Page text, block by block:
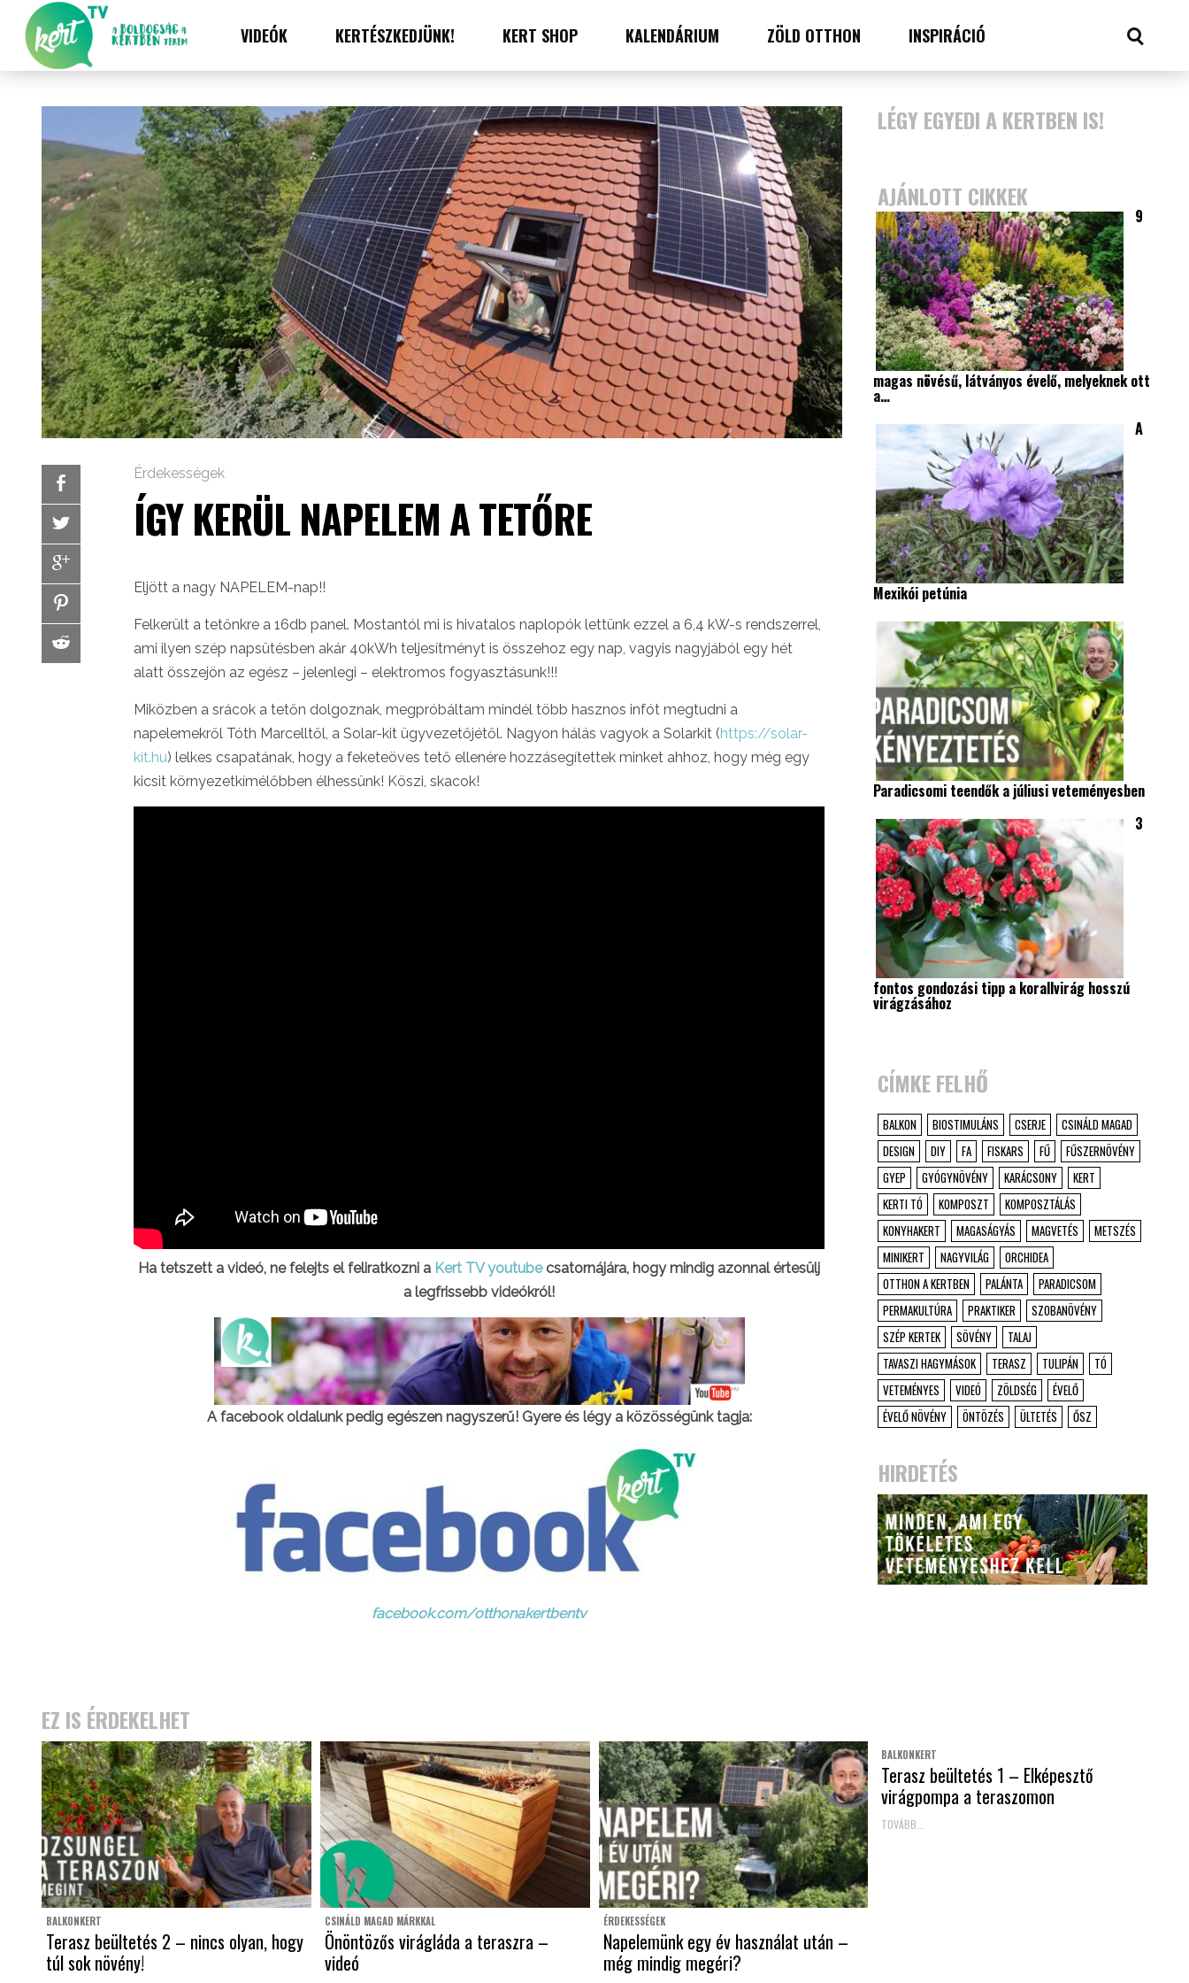
VIDEÓK KERTÉSZKEDJÜNK! KERT SHOP KALENDÁRIUM ZÖLD OTTHON INSPIRÁCIÓ
Érdekességek
ÍGY KERÜL NAPELEM A TETŐRE
Eljött a nagy NAPELEM-nap!!
Felkerült a tetőnkre a 16db panel. Mostantól mi is hivatalos naplopók lettünk ezzel a 6,4 kW-s rendszerrel,
ami ilyen szép napsütésben akár 40kWh teljesítményt is összehoz egy nap, vagyis nagyjából egy hét
alatt összejön az egész – jelenlegi – elektromos fogyasztásunk!!!
Miközben a srácok a tetőn dolgoznak, megpróbáltam mindél több hasznos infót megtudni a
napelemekről Tóth Marcelltől, a Solar-kit ügyvezetőjétől. Nagyon hálás vagyok a Solarkit (https://solar-
kit.hu) lelkes csapatának, hogy a feketeöves tető ellenére hozzásegítettek minket ahhoz, hogy még egy
kicsit környezetkímélőbben élhessünk! Köszi, skacok!
Ha tetszett a videó, ne felejts el feliratkozni a Kert TV youtube csatornájára, hogy mindig azonnal értesülj
a legfrissebb videókról!
A facebook oldalunk pedig egészen nagyszerű! Gyere és légy a közösségünk tagja:
facebook.com/otthonakertbentv
LÉGY EGYEDI A KERTBEN IS!
AJÁNLOTT CIKKEK
9
magas növésű, látványos évelő, melyeknek ott
a…
A
Mexikói petúnia
Paradicsomi teendők a júliusi veteményesben
3
fontos gondozási tipp a korallvirág hosszú
virágzásához
CÍMKE FELHŐ
BALKON BIOSTIMULÁNS CSERJE
CSINÁLD MAGAD
DESIGN
DIY FA FISKARS FŰ
FŰSZERNÖVÉNY
GYEP
GYÓGYNÖVÉNY KARÁCSONY
KERT
KERTI TÓ
KOMPOSZT
KOMPOSZTÁLÁS
KONYHAKERT
MAGASÁGYÁS MAGVETÉS
METSZÉS
MINIKERT
NAGYVILÁG
ORCHIDEA
OTTHON A KERTBEN
PALÁNTA
PARADICSOM
PERMAKULTÚRA
PRAKTIKER
SZOBANÖVÉNY
SZÉP KERTEK
SÖVÉNY
TALAJ
TAVASZI HAGYMÁSOK
TERASZ TULIPÁN
TÓ
VETEMÉNYES
VIDEÓ ZÖLDSÉG
ÉVELŐ
ÉVELŐ NÖVÉNY
ÖNTÖZÉS ÜLTETÉS ŐSZ
HIRDETÉS
EZ IS ÉRDEKELHET
BALKONKERT
Terasz beültetés 2 – nincs olyan, hogy
túl sok növény!
CSINÁLD MAGAD MÁRKKAL
Önöntözős virágláda a teraszra –
videó
ÉRDEKESSÉGEK
Napelemünk egy év használat után –
még mindig megéri?
BALKONKERT
Terasz beültetés 1 – Elképesztő
virágpompa a teraszomon
TOVÁBB...